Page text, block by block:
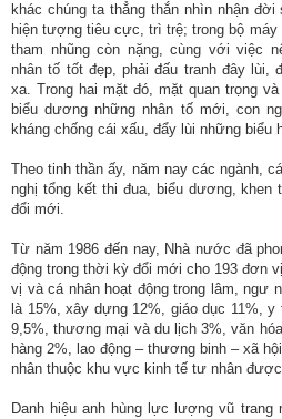
Đăng
nhập
khác chúng ta thẳng thắn nhìn nhận
hiện tượng tiêu cực, trì trệ; trong bộ
tham nhũng còn nặng, cùng với việc
nhân tố tốt đẹp, phải đấu tranh đây
xa. Trong hai mặt đó, mặt quan trọng
biểu dương những nhân tố mới, con
kháng chống cái xấu, đẩy lùi những biểu
Theo tinh thần ấy, năm nay các ngành,
nghị tổng kết thi đua, biểu dương,
đổi mới.
Từ năm 1986 đến nay, Nhà nước đã
động trong thời kỳ đổi mới cho 193 đơn
vị và cá nhân hoạt động trong lâm, ngư
là 15%, xây dựng 12%, giáo dục 11%,
9,5%, thương mại và du lịch 3%, văn
hàng 2%, lao động – thương binh – xã
nhân thuộc khu vực kinh tế tư nhân được
Danh hiệu anh hùng lực lượng vũ trang